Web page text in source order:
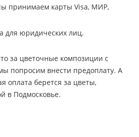
принимаем карты Visa, МИР,
для юридических лиц.
за цветочные композиции с
попросим внести предоплату. А
оплата берется за цветы,
в Подмосковье.